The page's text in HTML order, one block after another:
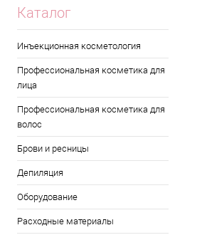
Каталог
Инъекционная косметология
Профессиональная косметика для
лица
Профессиональная косметика для
волос
Брови и ресницы
Депиляция
Оборудование
Расходные материалы